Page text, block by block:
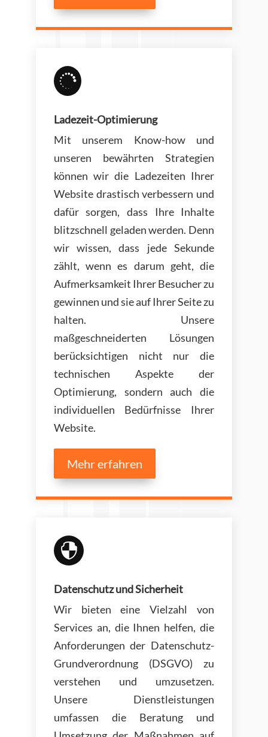

Ladezeit-Optimierung
Mit unserem Know-how und
unseren bewährten Strategien
können wir die Ladezeiten Ihrer
Website drastisch verbessern und
dafür sorgen, dass Ihre Inhalte
blitzschnell geladen werden. Denn
wir wissen, dass jede Sekunde
zählt, wenn es darum geht, die
Aufmerksamkeit Ihrer Besucher zu
gewinnen und sie auf Ihrer Seite zu
halten. Unsere
maßgeschneiderten Lösungen
berücksichtigen nicht nur die
technischen Aspekte der
Optimierung, sondern auch die
individuellen Bedürfnisse Ihrer
Website.
Mehr erfahren

Datenschutz und Sicherheit
Wir bieten eine Vielzahl von
Services an, die Ihnen helfen, die
Anforderungen der Datenschutz-
Grundverordnung (DSGVO) zu
verstehen und umzusetzen.
Unsere Dienstleistungen
umfassen die Beratung und